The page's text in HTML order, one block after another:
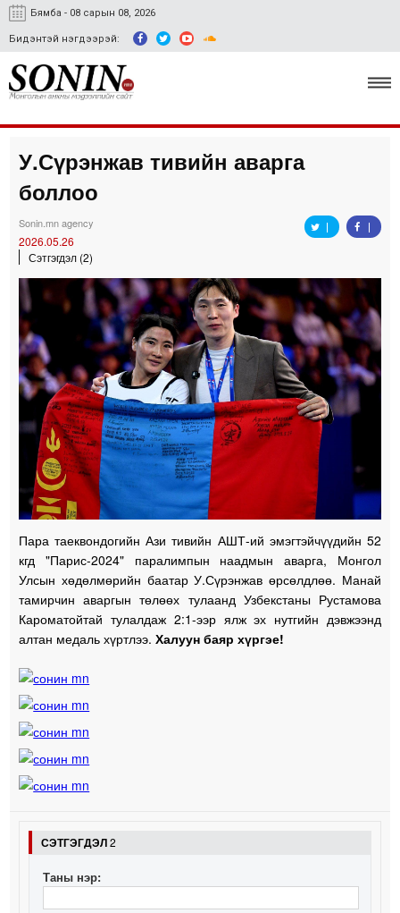
Бямба - 08 сарын 08, 2026
Бидэнтэй нэгдээрэй:
Улс төр, эдийн засаг
Спорт
Easy news
У.Сүрэнжав тивийн аварга
боллоо
Sonin.mn agency
2026.05.26
Сэтгэгдэл (2)
Пара таеквондогийн Ази тивийн АШТ-ий эмэгтэйчүүдийн 52
кгд "Парис-2024" паралимпын наадмын аварга, Монгол
Улсын хөдөлмөрийн баатар У.Сүрэнжав өрсөлдлөө. Манай
тамирчин аваргын төлөөх тулаанд Узбекстаны Рустамова
Кароматойтай тулалдаж 2:1-ээр ялж эх нутгийн дэвжээнд
алтан медаль хүртлээ. Халуун баяр хүргэе!
СЭТГЭГДЭЛ2
Таны нэр: